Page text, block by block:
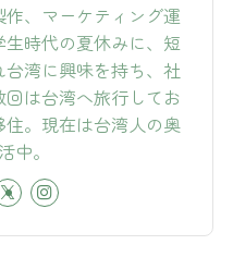
、マーケティング運
時代の夏休みに、短
湾に興味を持ち、社
は台湾へ旅行してお
住。現在は台湾人の奥
中。